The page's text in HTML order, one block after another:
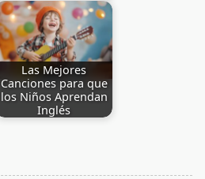
Las Mejores
Canciones para que
los Niños Aprendan
Inglés